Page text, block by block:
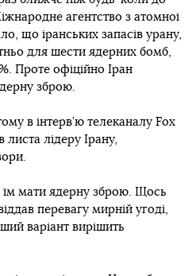
агентство з атомної
що іранських запасів урану,
для шести ядерних бомб,
Проте офіційно Іран
зброю.
в інтерв’ю телеканалу Fox
листа лідеру Ірану,
мати ядерну зброю. Щось
перевагу мирній угоді,
варіант вирішить